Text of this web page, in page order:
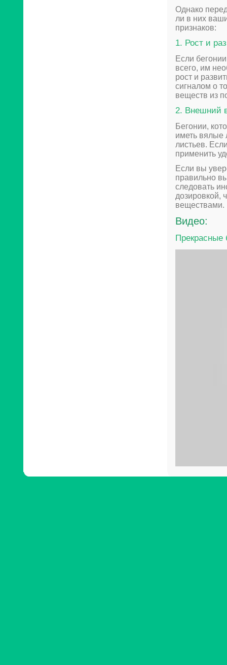
Однако
ли в них
признаков:
1. Рост и
Если
всего, им
рост и
сигналом о
веществ из
2. Внешний
Бегонии,
иметь вялые
листьев.
применить
Если вы
правильно
следовать
дозировкой,
веществами.
Видео:
Прекрасные